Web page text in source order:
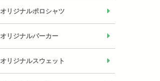
オリジナルポロシャツ
オリジナルパーカー
オリジナルスウェット